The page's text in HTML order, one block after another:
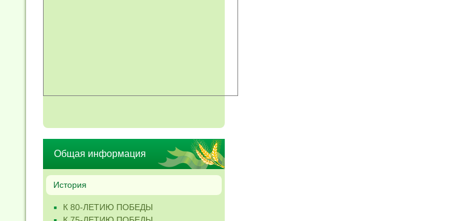
Общая информация
История
К 80-ЛЕТИЮ ПОБЕДЫ